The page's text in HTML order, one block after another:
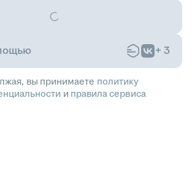
+ 3
вы принимаете политику
и правила сервиса